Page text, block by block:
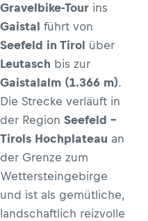
Gravelbike-Tour ins
Gaistal führt von
Seefeld in Tirol über
Leutasch bis zur
Gaistalalm (1.366 m).
Die Strecke verläuft in
der Region Seefeld –
Tirols Hochplateau an
der Grenze zum
Wettersteingebirge
und ist als gemütliche,
landschaftlich reizvolle